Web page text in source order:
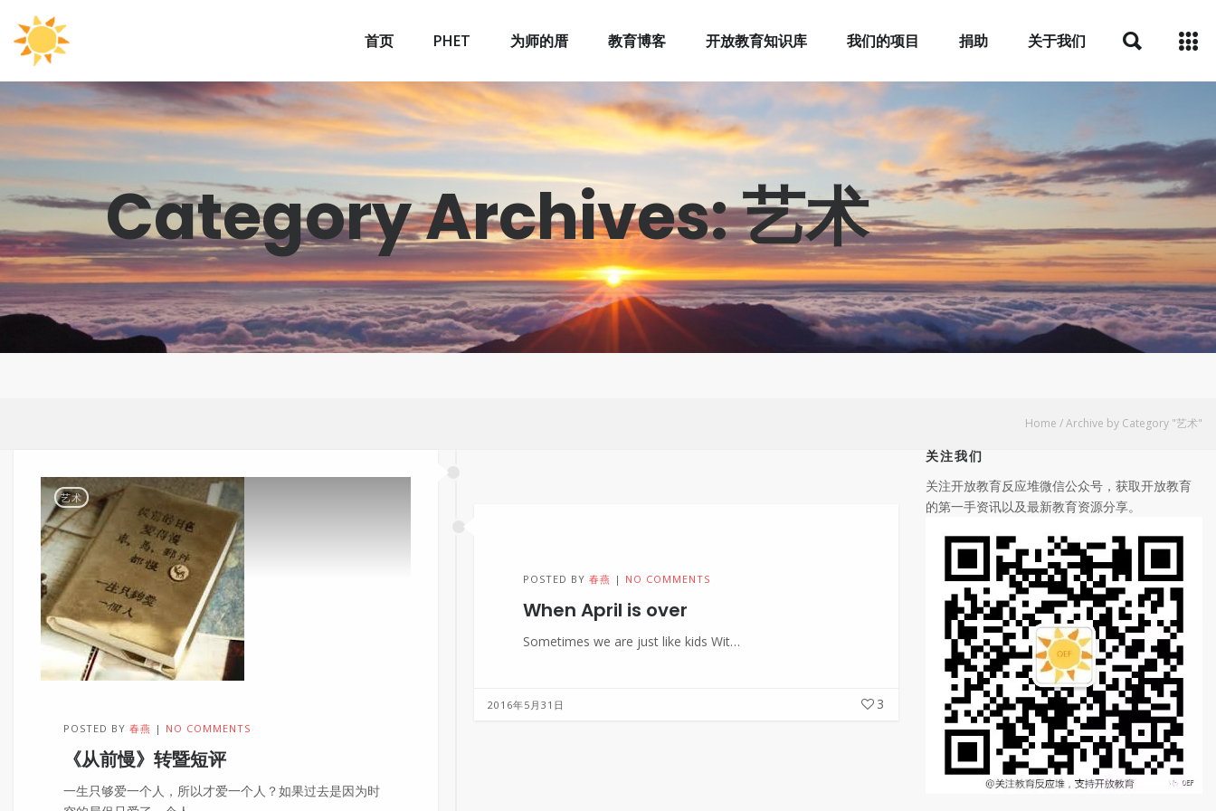
首页 PHET 为师的厝 教育博客 开放教育知识库 我们的项目 捐助 关于我们
Category Archives: 艺术
Home /Archive by Category "艺术"
艺术
POSTED BY 春燕 NO COMMENTS
《从前慢》转暨短评
一生只够爱一个人，所以才爱一个人？如果过去是因为时
POSTED BY春燕 NO COMMENTS
When April is over
Sometimes we are just like kids Wit…
2016年5月31日 3
关注我们
关注开放教育反应堆微信公众号，获取开放教育
的第一手资讯以及最新教育资源分享。